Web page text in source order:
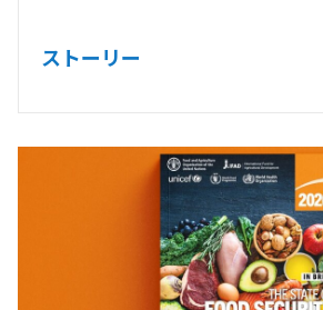
ストーリー